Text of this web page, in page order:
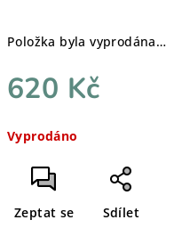
Položka byla vyprodána…
620 Kč
cena:
Vyprodáno
Zeptat se Sdílet